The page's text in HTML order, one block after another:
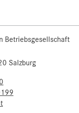
Betriebsgesellschaft
Salzburg